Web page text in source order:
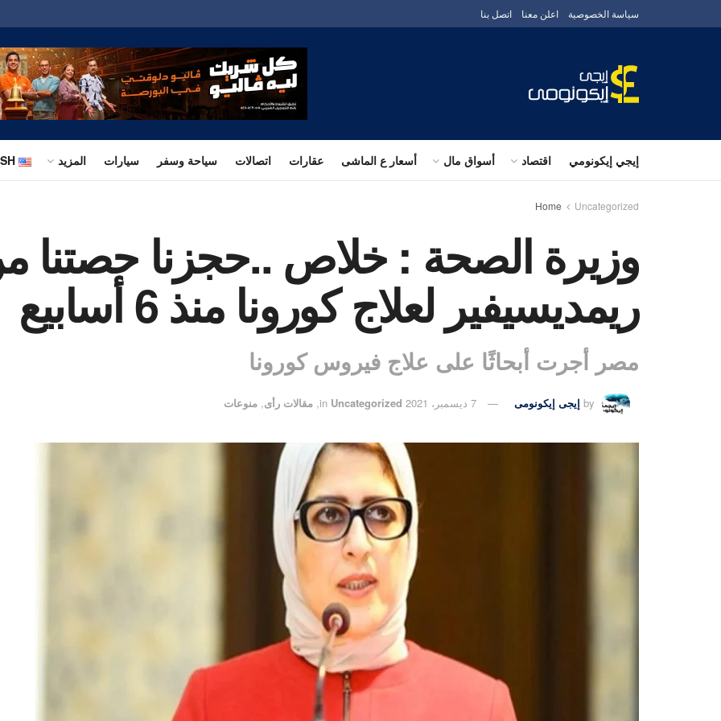
سياسة الخصوصية اعلن معنا اتصل بنا
إيجي إيكونومي اقتصاد أسواق مال أسعار ع الماشى عقارات اتصالات سياحة وسفر سيارات المزيد
Home Uncategorized
وزيرة الصحة : خلاص ..حجزنا حصتنا
ريمديسيفير لعلاج كورونا منذ 6 أسابيع
مصر أجرت أبحاثًا على علاج فيروس كورونا
by إيجى إيكونومى 7 ديسمبر، 2021 in Uncategorized
, مقالات رأى, منوعات